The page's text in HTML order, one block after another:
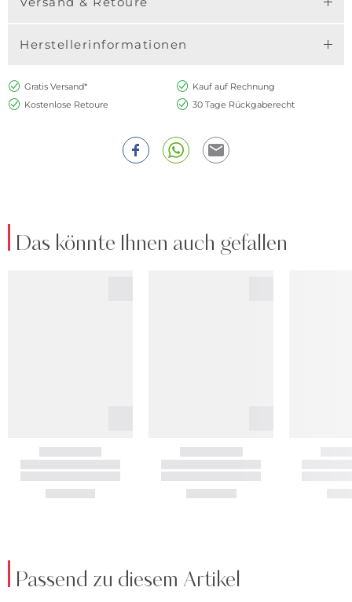
Herstellerinformationen
Gratis Versand*
Kauf auf Rechnung
Kostenlose Retoure
30 Tage Rückgaberecht
Das könnte Ihnen auch gefallen
Passend zu diesem Artikel